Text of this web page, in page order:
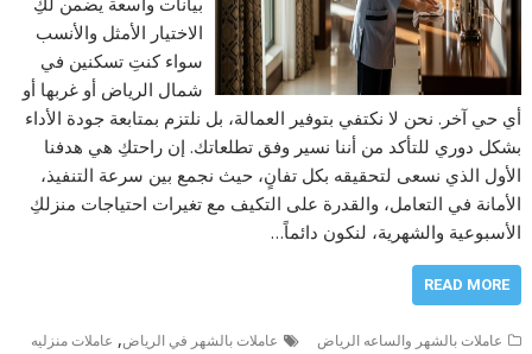
الاختيار الأمثل والأنسب
سواء كنتِ تسكنين في
شمال الرياض أو غربها أو
أي حي آخر. نحن لا نكتفي بتوفير العمالة، بل نلتزم بمتابعة جودة الأداء
بشكل دوري للتأكد من أننا نسير وفق تطلعاتك. إن راحتكِ هي هدفنا
الأول الذي نسعى لتحقيقه بكل تفانٍ، حيث نجمع بين سرعة التنفيذ،
الأمانة في التعامل، والقدرة على التكيف مع تغيرات احتياجات منزلكِ
الأسبوعية والشهرية، لنكون دائماً…
READ MORE
عاملات بالشهر والساعه الرياض عاملات بالشهر في الرياض, عاملات منزليه